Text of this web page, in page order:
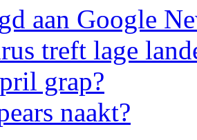
aan Google
treft lage
grap?
naakt?